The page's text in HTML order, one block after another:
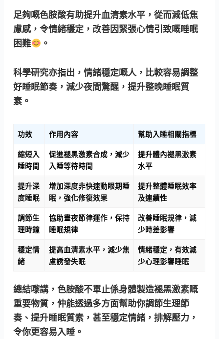
足夠嘅色胺酸有助提升血清素水平，從而減低焦
慮感，令情緒穩定，改善因緊張心情引致嘅睡眠
困難
。
科學研究亦指出，情緒穩定嘅人，比較容易調整
好睡眠節奏，減少夜間驚醒，提升整晚睡眠質
素。
功效 作用內容 幫助入睡相關指標
縮短入
睡時間
促進褪黑激素合成，減少
入睡等待時間
提升體內褪黑激素
水平
提升深
度睡眠
增加深度非快速動眼期睡
眠，強化修復效果
提升整體睡眠效率
及連續性
調節生
理時鐘
協助晝夜節律運作，保持
睡眠規律
改善睡眠規律，減
少時差影響
穩定情
緒
提高血清素水平，減少焦
慮誘發失眠
情緒穩定，有效減
少心理影響睡眠
總結嚟講，色胺酸不單止係身體製造褪黑激素嘅
重要物質，仲能透過多方面幫助你調節生理節
奏、提升睡眠質素，甚至穩定情緒，排解壓力，
令你更容易入睡。